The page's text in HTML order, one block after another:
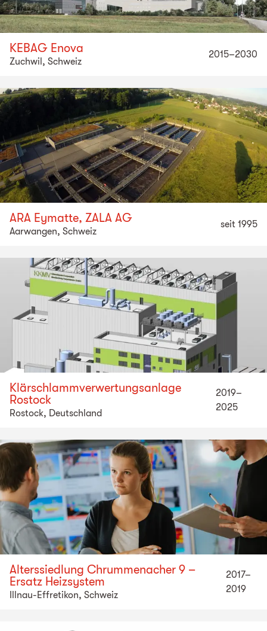
KEBAG Enova
Zuchwil, Schweiz
2015–2030
ARA Eymatte, ZALA AG
Aarwangen, Schweiz
seit 1995
Klärschlammverwertungsanlage
Rostock
Rostock, Deutschland
2019–
2025
Alterssiedlung Chrummenacher 9 –
Ersatz Heizsystem
Illnau-Effretikon, Schweiz
2017–
2019